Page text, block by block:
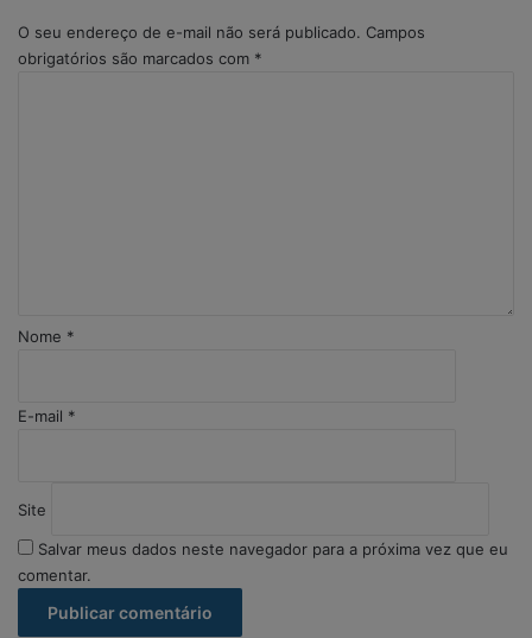
O seu endereço de e-mail não será publicado. Campos
obrigatórios são marcados com *
*
Nome *
E-mail *
Site
Salvar meus dados neste navegador para a próxima vez que eu
comentar.